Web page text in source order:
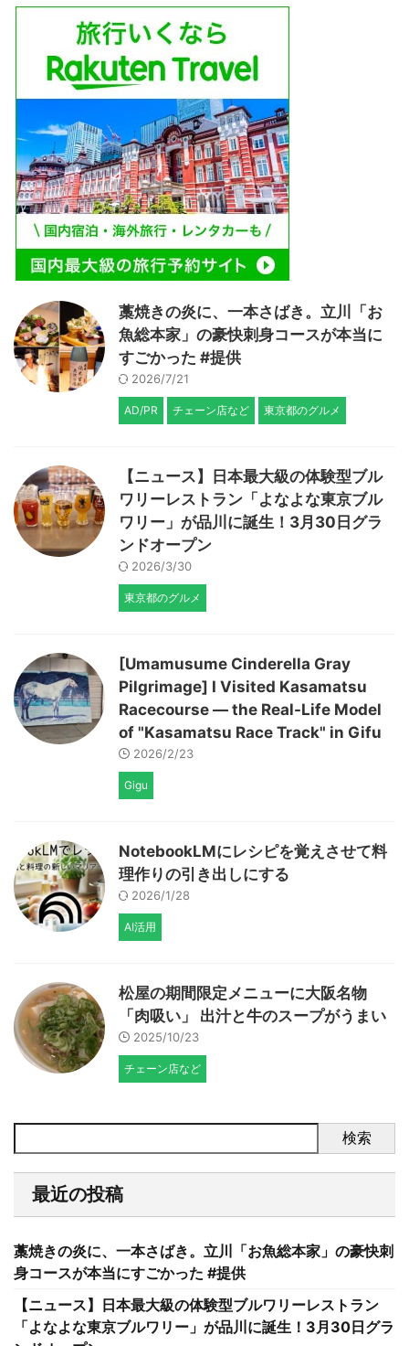
藁焼きの炎に、一本さばき。立川「お
魚総本家」の豪快刺身コースが本当に
すごかった #提供
2026/7/21
AD/PR チェーン店など 東京都のグルメ
【ニュース】日本最大級の体験型ブル
ワリーレストラン「よなよな東京ブル
ワリー」が品川に誕生！3月30日グラ
ンドオープン
2026/3/30
東京都のグルメ
[Umamusume Cinderella Gray
Pilgrimage] I Visited Kasamatsu
Racecourse — the Real-Life Model
of "Kasamatsu Race Track" in Gifu
2026/2/23
Gigu
NotebookLMにレシピを覚えさせて料
理作りの引き出しにする
2026/1/28
AI活用
松屋の期間限定メニューに大阪名物
「肉吸い」 出汁と牛のスープがうまい
2025/10/23
チェーン店など
検索
最近の投稿
藁焼きの炎に、一本さばき。立川「お魚総本家」の豪快刺
身コースが本当にすごかった #提供
【ニュース】日本最大級の体験型ブルワリーレストラン
「よなよな東京ブルワリー」が品川に誕生！3月30日グラ